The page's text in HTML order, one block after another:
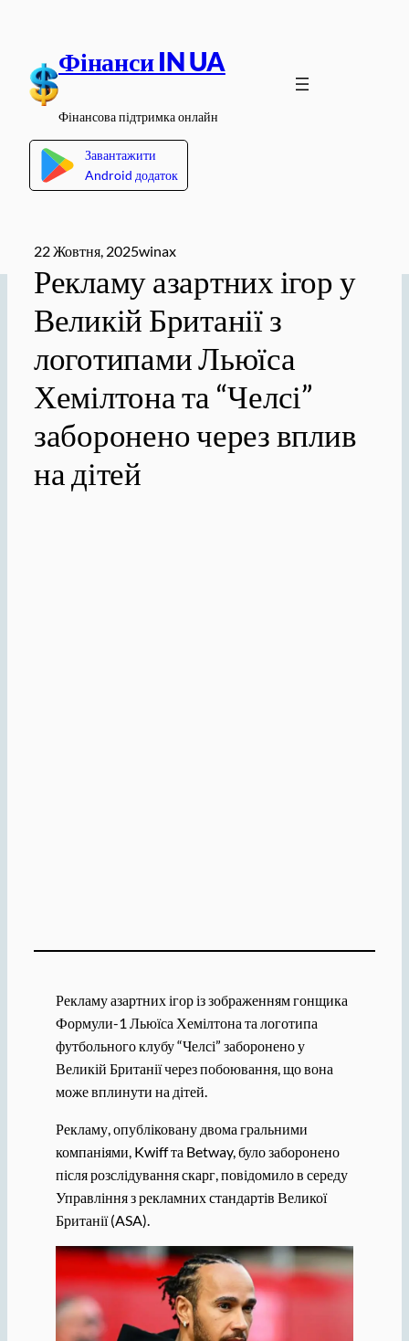
вмісту
Фінанси IN UA
Фінансова підтримка онлайн
Завантажити
Android додаток
22 Жовтня, 2025winax
Рекламу азартних ігор у
Великій Британії з
логотипами Льюїса
Хемілтона та “Челсі”
заборонено через вплив
на дітей
Рекламу азартних ігор із зображенням гонщика
Формули-1 Льюїса Хемілтона та логотипа
футбольного клубу “Челсі” заборонено у
Великій Британії через побоювання, що вона
може вплинути на дітей.
Рекламу, опубліковану двома гральними
компаніями, Kwiff та Betway, було заборонено
після розслідування скарг, повідомило в середу
Управління з рекламних стандартів Великої
Британії (ASA).